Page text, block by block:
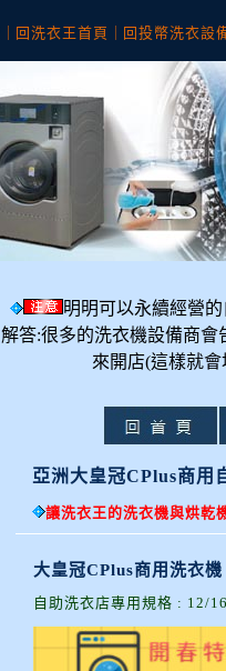
回洗衣王首頁 回投幣洗衣設
明明可以永續經營
解答:很多的洗衣機設備商
來開店(這樣就
亞洲大皇冠CPlus商用
讓洗衣王的洗衣機與烘乾
大皇冠CPlus商用洗衣
自助洗衣店專用規格 : 12/